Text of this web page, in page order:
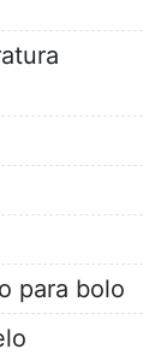
para bolo